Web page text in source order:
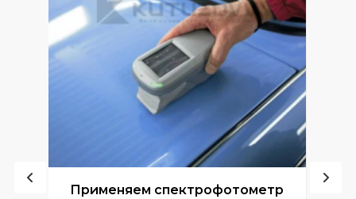
Применяем спектрофотометр